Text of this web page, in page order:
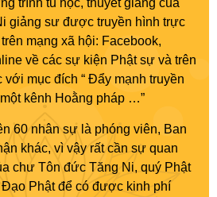
giảng sư được truyền hình trực
mạng xã hội: Facebook,
về các sự kiện Phật sự và trên
mục đích “ Đẩy mạnh truyền
kênh Hoằng pháp …”
60 nhân sự là phóng viên, Ban
khác, vì vậy rất cần sự quan
chư Tôn đức Tăng Ni, quý Phật
Phật để có được kinh phí